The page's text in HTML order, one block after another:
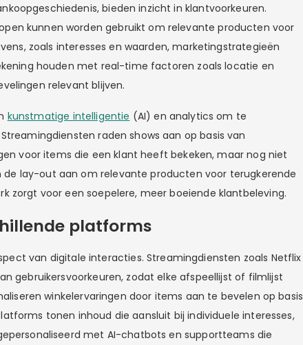
bieden inzicht in klantvoorkeuren.
kunnen worden gebruikt om relevante producten voor
zoals interesses en waarden, marketingstrategieën
houden met real-time factoren zoals locatie en
relevant blijven.
kunstmatige intelligentie (AI) en analytics om te
raden shows aan op basis van
voor items die een klant heeft bekeken, maar nog niet
lay-out aan om relevante producten voor terugkerende
zorgt voor een soepelere, meer boeiende klantbeleving.
platforms
van digitale interacties. Streamingdiensten zoals Netflix
gebruikersvoorkeuren, zodat elke afspeellijst of filmlijst
winkelervaringen door items aan te bevelen op basis
tonen inhoud die aansluit bij individuele interesses,
met AI-chatbots en supportteams die